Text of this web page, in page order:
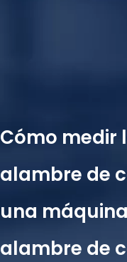
Cómo medir
alambre de
una
alambre de